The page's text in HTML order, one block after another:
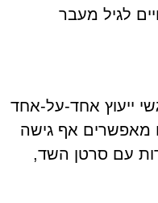
לגיל מעבר
ייעוץ אחד-על-אחד
מאפשרים אף גישה
עם סרטן השד,